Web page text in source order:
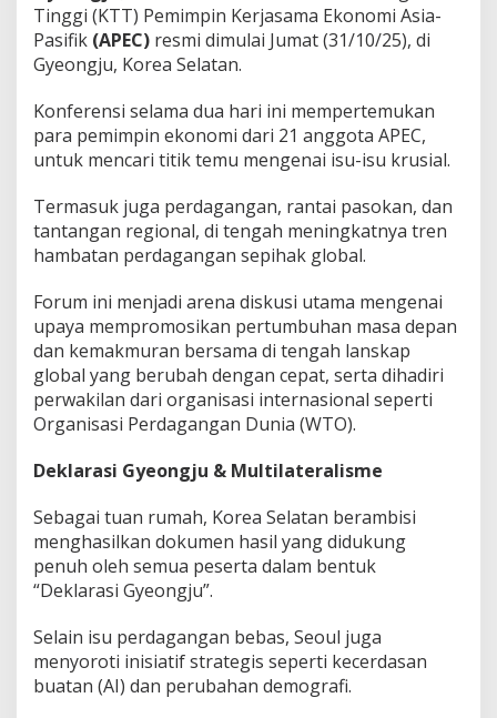
Tinggi (KTT) Pemimpin Kerjasama Ekonomi Asia-
Pasifik (APEC) resmi dimulai Jumat (31/10/25), di
Gyeongju, Korea Selatan.
Konferensi selama dua hari ini mempertemukan
para pemimpin ekonomi dari 21 anggota APEC,
untuk mencari titik temu mengenai isu-isu krusial.
Termasuk juga perdagangan, rantai pasokan, dan
tantangan regional, di tengah meningkatnya tren
hambatan perdagangan sepihak global.
Forum ini menjadi arena diskusi utama mengenai
upaya mempromosikan pertumbuhan masa depan
dan kemakmuran bersama di tengah lanskap
global yang berubah dengan cepat, serta dihadiri
perwakilan dari organisasi internasional seperti
Organisasi Perdagangan Dunia (WTO).
Deklarasi Gyeongju & Multilateralisme
Sebagai tuan rumah, Korea Selatan berambisi
menghasilkan dokumen hasil yang didukung
penuh oleh semua peserta dalam bentuk
“Deklarasi Gyeongju”.
Selain isu perdagangan bebas, Seoul juga
menyoroti inisiatif strategis seperti kecerdasan
buatan (AI) dan perubahan demografi.